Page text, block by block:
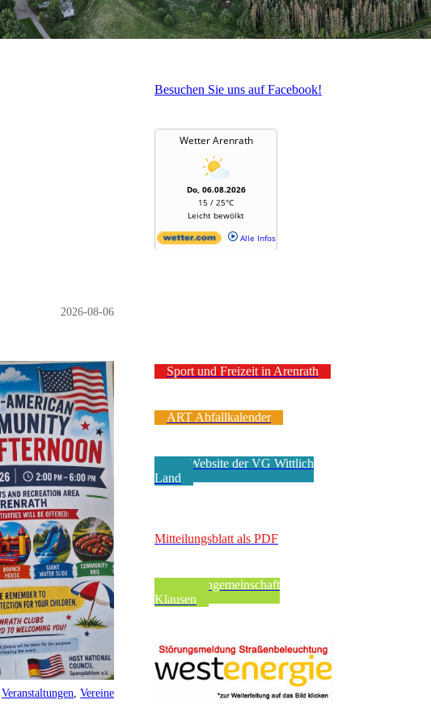
2026-08-06
Veranstaltungen Vereine
Besuchen Sie uns auf Facebook!
Sport und Freizeit in Arenrath
ART Abfallkalender
Zur Website der VG Wittlich
Land
Mitteilungsblatt als PDF
Pfarreiengemeinschaft
Klausen